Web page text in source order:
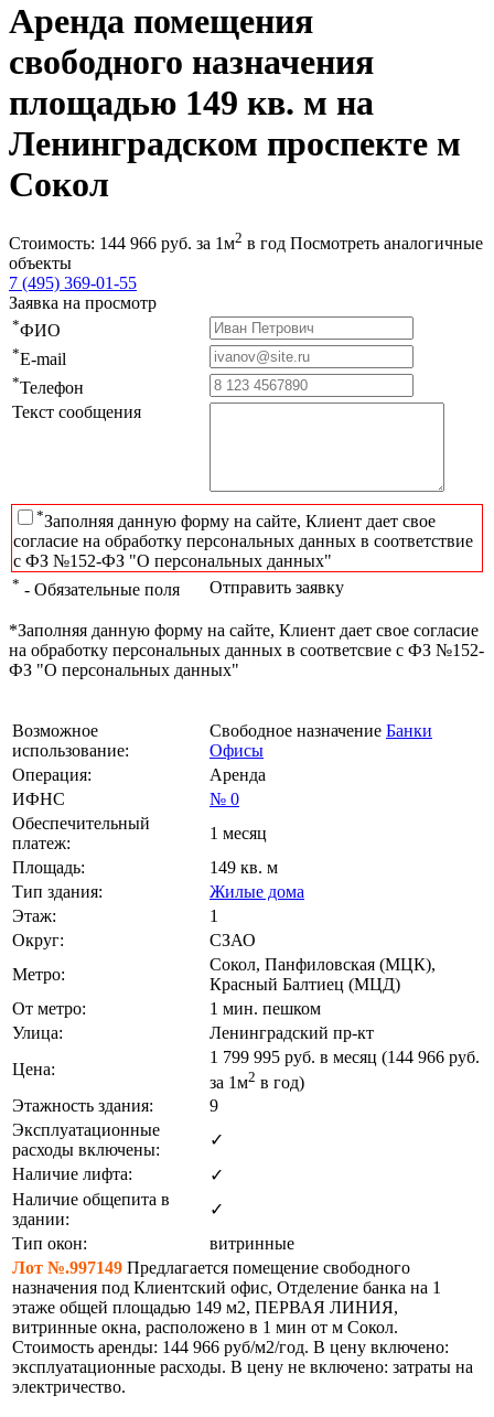
Аренда помещения
свободного назначения
площадью 149 кв. м на
Ленинградском проспекте м
Сокол
Стоимость: 144 966 руб. за 1м2 в год Посмотреть аналогичные
объекты
7 (495) 369-01-55
Заявка на просмотр
*ФИО
*E-mail
*Телефон
Текст сообщения
*Заполняя данную форму на сайте, Клиент дает свое
согласие на обработку персональных данных в соответствие
с ФЗ №152-ФЗ "О персональных данных"
* - Обязательные поля Отправить заявку
*Заполняя данную форму на сайте, Клиент дает свое согласие
на обработку персональных данных в соответсвие с ФЗ №152-
ФЗ "О персональных данных"
Возможное
использование:
Свободное назначение Банки
Офисы
Операция:
Аренда
ИФНС
№ 0
Обеспечительный
платеж:
1 месяц
Площадь:
149 кв. м
Тип здания:
Жилые дома
Этаж:
1
Округ:
СЗАО
Метро:
Сокол, Панфиловская (МЦК),
Красный Балтиец (МЦД)
От метро:
1 мин. пешком
Улица:
Ленинградский пр-кт
Цена:
1 799 995 руб. в месяц (144 966 руб.
за 1м2 в год)
Этажность здания:
9
Эксплуатационные
расходы включены:
✓
Наличие лифта:
✓
Наличие общепита в
здании:
✓
Тип окон:
витринные
Лот №.997149 Предлагается помещение свободного
назначения под Клиентский офис, Отделение банка на 1
этаже общей площадью 149 м2, ПЕРВАЯ ЛИНИЯ,
витринные окна, расположено в 1 мин от м Сокол.
Стоимость аренды: 144 966 руб/м2/год. В цену включено:
эксплуатационные расходы. В цену не включено: затраты на
электричество.